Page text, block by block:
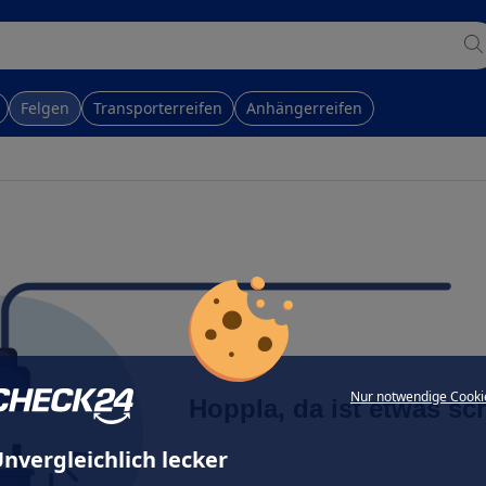
Nur notwendige
lecker
Felgen Transporterreifen Anhängerreifen
Hoppla, da ist etwas